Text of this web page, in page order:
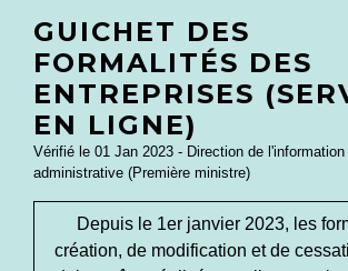
GUICHET DES
FORMALITÉS DES
ENTREPRISES
EN LIGNE)
Vérifié le 01 Jan 2023 - Direction de
administrative (Première ministre)
Depuis le 1erjanvier 2023, les
création, de modification et de